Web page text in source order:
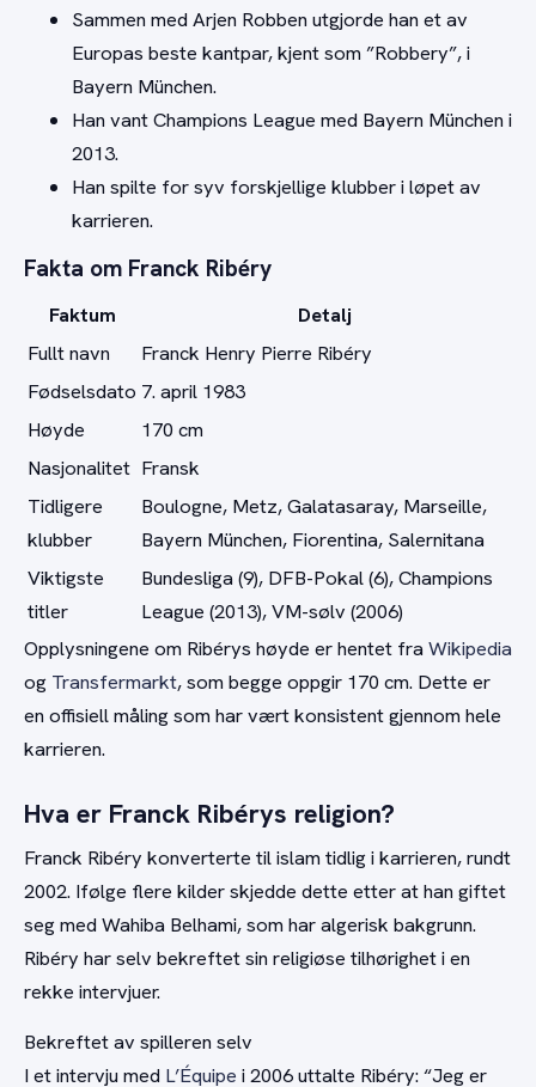
Sammen med Arjen Robben utgjorde han et av
Europas beste kantpar, kjent som ”Robbery”, i
Bayern München.
Han vant Champions League med Bayern München i
2013.
Han spilte for syv forskjellige klubber i løpet av
karrieren.
Fakta om Franck Ribéry
Faktum
Detalj
Fullt navn
Franck Henry Pierre Ribéry
Fødselsdato 7. april 1983
Høyde
170 cm
Nasjonalitet Fransk
Tidligere
klubber
Boulogne, Metz, Galatasaray, Marseille,
Bayern München, Fiorentina, Salernitana
Viktigste
titler
Bundesliga (9), DFB-Pokal (6), Champions
League (2013), VM-sølv (2006)
Opplysningene om Ribérys høyde er hentet fra Wikipedia
og Transfermarkt, som begge oppgir 170 cm. Dette er
en offisiell måling som har vært konsistent gjennom hele
karrieren.
Hva er Franck Ribérys religion?
Franck Ribéry konverterte til islam tidlig i karrieren, rundt
2002. Ifølge flere kilder skjedde dette etter at han giftet
seg med Wahiba Belhami, som har algerisk bakgrunn.
Ribéry har selv bekreftet sin religiøse tilhørighet i en
rekke intervjuer.
Bekreftet av spilleren selv
I et intervju med L’Équipe i 2006 uttalte Ribéry: “Jeg er